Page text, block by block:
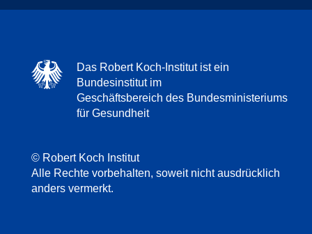
Das Robert Koch-Institut ist ein
Bundesinstitut im
Geschäftsbereich des Bundesministeriums
für Gesundheit
© Robert Koch Institut
Alle Rechte vorbehalten, soweit nicht ausdrücklich
anders vermerkt.